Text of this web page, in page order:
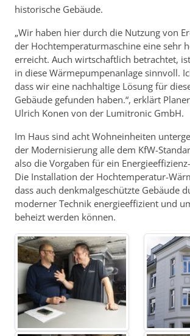
historische Gebäude.
„Wir haben hier durch die Nutzung von
der Hochtemperaturmaschine eine sehr
erreicht. Auch wirtschaftlich betrachtet,
in diese Wärmepumpenanlage sinnvoll.
dass wir eine nachhaltige Lösung für
Gebäude gefunden haben.“, erklärt
Ulrich Konen von der Lumitronic GmbH.
Im Haus sind acht Wohneinheiten
der Modernisierung alle dem KfW-
also die Vorgaben für ein
Die Installation der Hochtemperatur-
dass auch denkmalgeschützte Gebäude
moderner Technik energieeffizient und
beheizt werden können.